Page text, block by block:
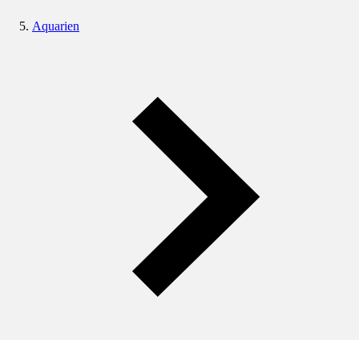
Aquarien